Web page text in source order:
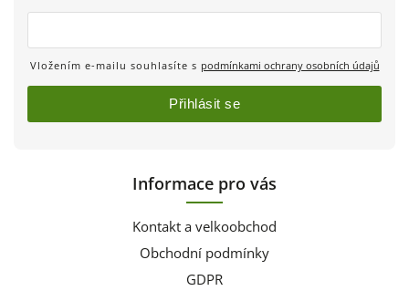
Informace pro vás
Kontakt a velkoobchod
Obchodní podmínky
GDPR
Vložením e-mailu souhlasíte s podmínkami ochrany osobních údajů
Přihlásit se